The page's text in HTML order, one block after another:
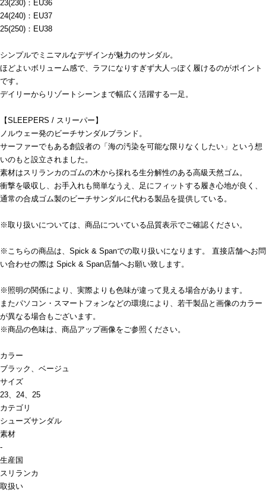
23(230)：EU36
24(240)：EU37
25(250)：EU38
シンプルでミニマルなデザインが魅力のサンダル。
ほどよいボリューム感で、ラフになりすぎず大人っぽく履けるのがポイント
です。
デイリーからリゾートシーンまで幅広く活躍する一足。
【SLEEPERS / スリーパー】
ノルウェー発のビーチサンダルブランド。
サーファーでもある創設者の「海の汚染を可能な限りなくしたい」という想
いのもと設立されました。
素材はスリランカのゴムの木から採れる生分解性のある高級天然ゴム。
衝撃を吸収し、お手入れも簡単なうえ、足にフィットする履き心地が良く、
通常の合成ゴム製のビーチサンダルに代わる製品を提供している。
※取り扱いについては、商品についている品質表示でご確認ください。
※こちらの商品は、Spick & Spanでの取り扱いになります。 直接店舗へお問
い合わせの際は Spick & Span店舗へお願い致します。
※照明の関係により、実際よりも色味が違って見える場合があります。
またパソコン・スマートフォンなどの環境により、若干製品と画像のカラー
が異なる場合もございます。
※商品の色味は、商品アップ画像をご参照ください。
カラー
ブラック、ベージュ
サイズ
23、24、25
カテゴリ
シューズサンダル
素材
-
生産国
スリランカ
取扱い